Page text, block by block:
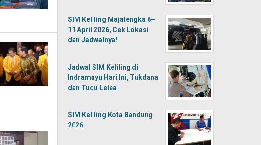
SIM Keliling Majalengka 6–
11 April 2026, Cek Lokasi
dan Jadwalnya!
Jadwal SIM Keliling di
Indramayu Hari Ini, Tukdana
dan Tugu Lelea
SIM Keliling Kota Bandung
2026